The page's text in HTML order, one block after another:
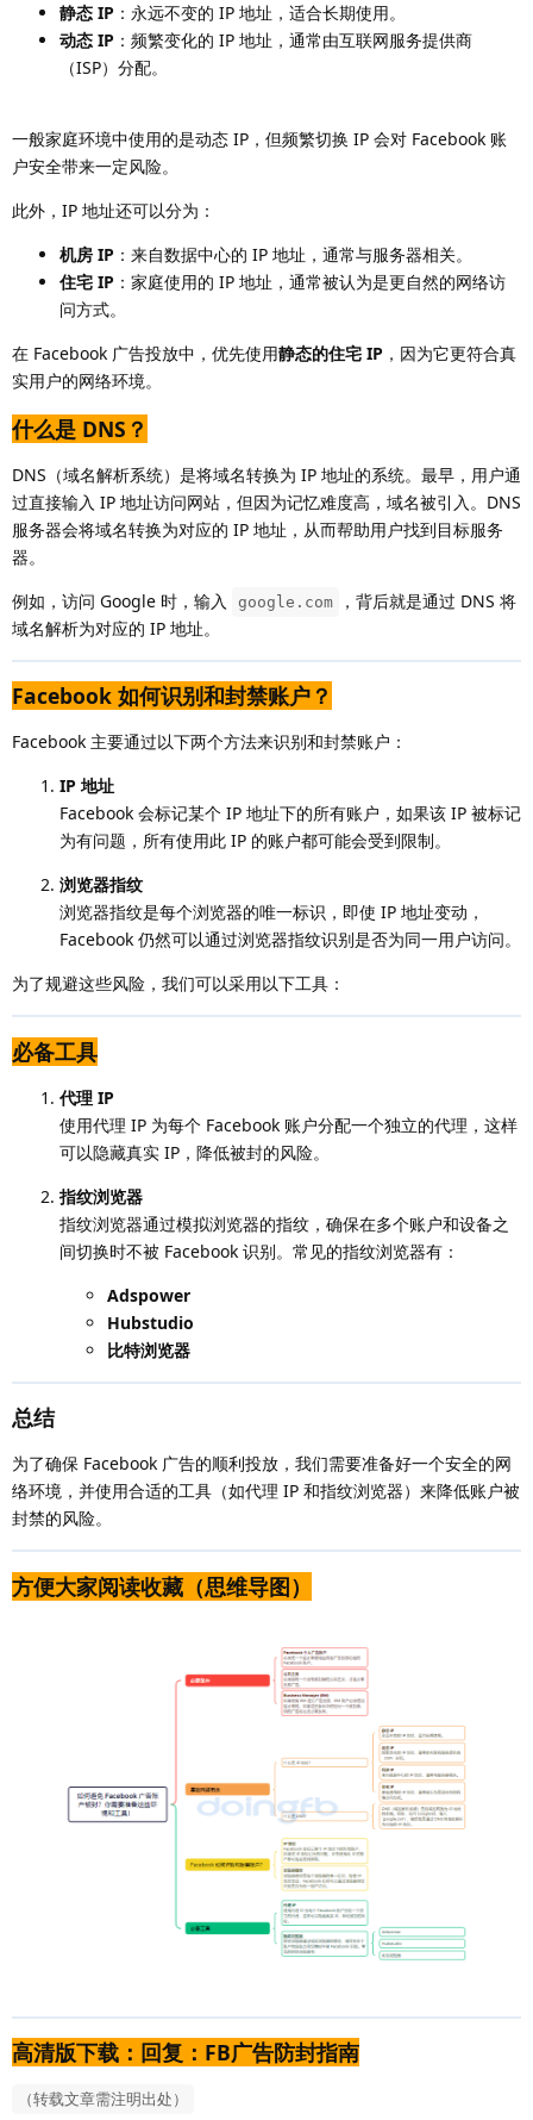
静态 IP ：永远不变的 IP 地址，适合长期使用。
动态 IP ：频繁变化的 IP 地址，通常由互联网服务提供商
（ISP）分配。
一般家庭环境中使用的是动态 IP，但频繁切换 IP 会对 Facebook 账
户安全带来一定风险。
此外，IP 地址还可以分为：
机房 IP ：来自数据中心的 IP 地址，通常与服务器相关。
住宅 IP ：家庭使用的 IP 地址，通常被认为是更自然的网络访
问方式。
在 Facebook 广告投放中，优先使用静态的住宅 IP ，因为它更符合真
实用户的网络环境。
什么是 DNS？
DNS（域名解析系统）是将域名转换为 IP 地址的系统。最早，用户通
过直接输入 IP 地址访问网站，但因为记忆难度高，域名被引入。DNS
服务器会将域名转换为对应的 IP 地址，从而帮助用户找到目标服务
器。
例如，访问 Google 时，输入
google.com
，背后就是通过 DNS 将
域名解析为对应的 IP 地址。
Facebook 如何识别和封禁账户？
Facebook 主要通过以下两个方法来识别和封禁账户：
IP 地址
Facebook 会标记某个 IP 地址下的所有账户，如果该 IP 被标记
为有问题，所有使用此 IP 的账户都可能会受到限制。
浏览器指纹
浏览器指纹是每个浏览器的唯一标识，即使 IP 地址变动，
Facebook 仍然可以通过浏览器指纹识别是否为同一用户访问。
为了规避这些风险，我们可以采用以下工具：
必备工具
代理 IP
使用代理 IP 为每个 Facebook 账户分配一个独立的代理，这样
可以隐藏真实 IP，降低被封的风险。
指纹浏览器
指纹浏览器通过模拟浏览器的指纹，确保在多个账户和设备之
间切换时不被 Facebook 识别。常见的指纹浏览器有：
Adspower
Hubstudio
比特浏览器
总结
为了确保 Facebook 广告的顺利投放，我们需要准备好一个安全的网
络环境，并使用合适的工具（如代理 IP 和指纹浏览器）来降低账户被
封禁的风险。
方便大家阅读收藏（思维导图）
高清版下载：回复：FB广告防封指南
（转载文章需注明出处）